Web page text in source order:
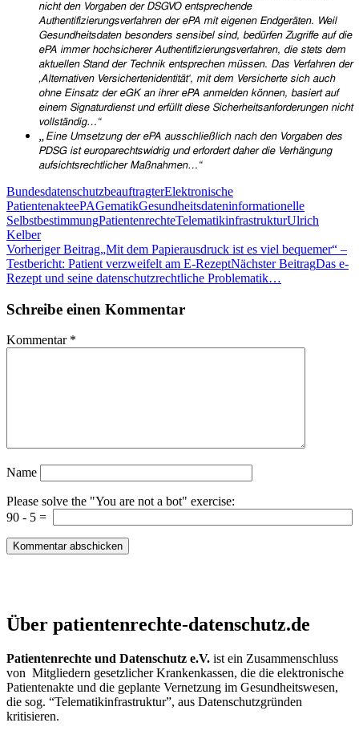
nicht den Vorgaben der DSGVO entsprechende
Authentifizierungsverfahren der ePA mit eigenen Endgeräten. Weil
Gesundheitsdaten besonders sensibel sind, bedürfen Zugriffe auf die
ePA immer hochsicherer Authentifizierungsverfahren, die stets dem
aktuellen Stand der Technik entsprechen müssen. Das Verfahren der
‚Alternativen Versichertenidentität‘, mit dem Versicherte sich auch
ohne Einsatz der eGK an ihrer ePA anmelden können, basiert auf
einem Signaturdienst und erfüllt diese Sicherheitsanforderungen nicht
vollständig…“
Eine Umsetzung der ePA ausschließlich nach den Vorgaben des
PDSG ist europarechtswidrig und erfordert daher die Verhängung
aufsichtsrechtlicher Maßnahmen…“
BundesdatenschutzbeauftragterElektronische
PatientenakteePAGematikGesundheitsdateninformationelle
SelbstbestimmungPatientenrechteTelematikinfrastrukturUlrich
Kelber
Beitragsnavigation
Vorheriger Beitrag„Mit dem Papierausdruck ist es viel bequemer“ –
Testbericht: Patient verzweifelt am E-RezeptNächster BeitragDas e-
Rezept und seine datenschutzrechtliche Problematik…
Schreibe einen Kommentar
Kommentar *
Name
Please solve the "You are not a bot" exercise:
90 - 5 =
Patientenrechte und Datenschutz e.V.
Über patientenrechte-datenschutz.de
Patientenrechte und Datenschutz e.V. ist ein Zusammenschluss
von Mitgliedern gesetzlicher Krankenkassen, die die elektronische
Patientenakte und die geplante Vernetzung im Gesundheitswesen,
die sog. “Telematikinfrastruktur”, aus Datenschutzgründen
kritisieren.